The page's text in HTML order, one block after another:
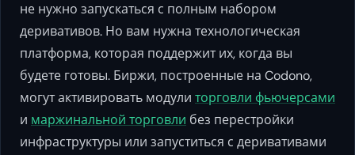
не нужно запускаться с полным набором
деривативов. Но вам нужна технологическая
платформа, которая поддержит их, когда вы
будете готовы. Биржи, построенные на Codono,
могут активировать модули торговли фьючерсами
и маржинальной торговли без перестройки
инфраструктуры или запуститься с деривативами